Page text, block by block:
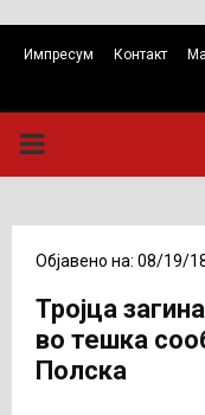
Импресум Контакт
PRIMARY
Објавено на: 08/19/
Тројца
во тешка
Полска